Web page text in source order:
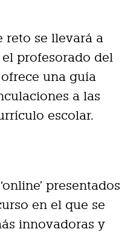
reto se llevará a
profesorado del
una guía
a las
escolar.
presentados
en el que se
innovadoras y